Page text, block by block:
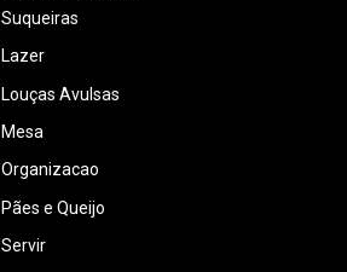
Suqueiras
Lazer
Louças Avulsas
Mesa
Organizacao
Pães e Queijo
Servir